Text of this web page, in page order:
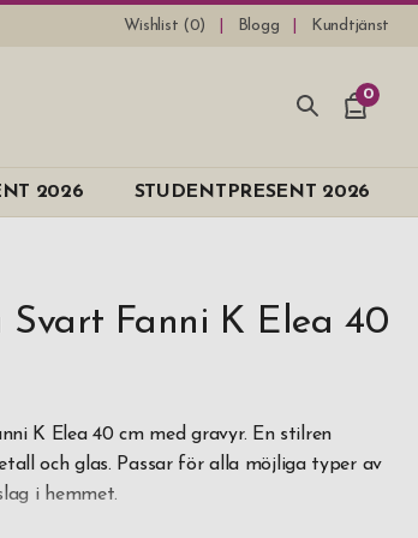
Wishlist (0) Blogg Kundtjänst
0
2026 STUDENTPRESENT 2026
Svart Fanni K Elea 40
K Elea 40 cm med gravyr. En stilren
och glas. Passar för alla möjliga typer av
i hemmet.